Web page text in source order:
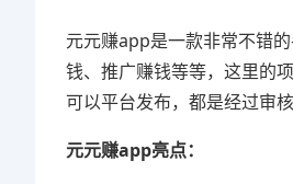
元元赚app是一款非常不错
钱、推广赚钱等等，这里的
可以平台发布，都是经过审
元元赚app亮点：